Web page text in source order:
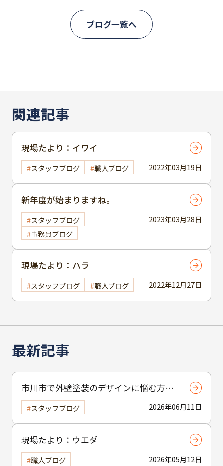
ブログ一覧へ
最新記事
市川市で外壁塗装のデザインに悩む方へ
｜ 色選びの失敗を防ぐポイント
2026年06月11日
スタッフブログ
現場たより：ウエダ
2026年05月12日
職人ブログ
関連記事
2022年03月19日
現場たより：イワイ
スタッフブログ 職人ブログ
2023年03月28日
新年度が始まりますね。
スタッフブログ
事務員ブログ
2022年12月27日
現場たより：ハラ
スタッフブログ 職人ブログ